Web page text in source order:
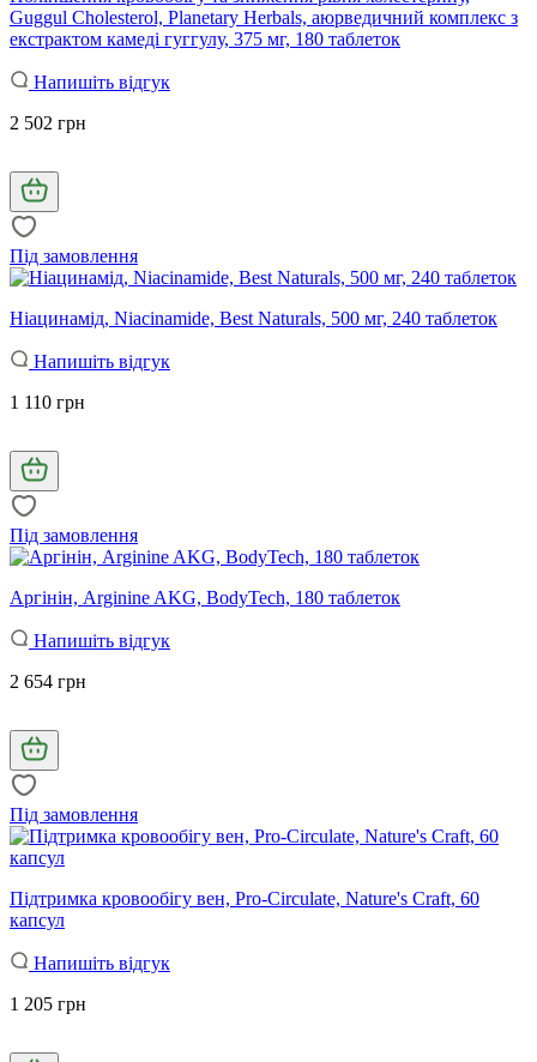
Guggul Cholesterol, Planetary Herbals, аюрведичний комплекс з
екстрактом камеді гуггулу, 375 мг, 180 таблеток
Напишіть відгук
2 502 грн
Під замовлення
Ніацинамід, Niacinamide, Best Naturals, 500 мг, 240 таблеток
Напишіть відгук
1 110 грн
Під замовлення
Аргінін, Arginine AKG, BodyTech, 180 таблеток
Напишіть відгук
2 654 грн
Під замовлення
Підтримка кровообігу вен, Pro-Circulate, Nature's Craft, 60
капсул
Напишіть відгук
1 205 грн